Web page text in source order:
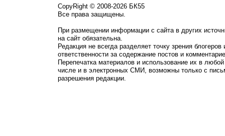
CopyRight © 2008-2026 БК55
Все права защищены.
При размещении информации с сайта в других
на сайт обязательна.
Редакция не всегда разделяет точку зрения блогеров
ответственности за содержание постов и
Перепечатка материалов и использование их в
числе и в электронных СМИ, возможны только с
разрешения редакции.